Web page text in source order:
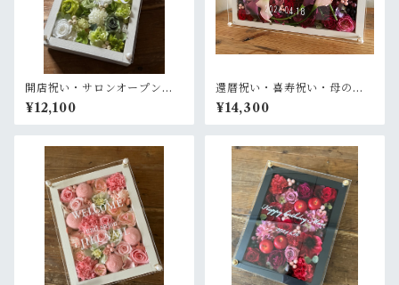
開店祝い・サロンオープン祝
い・開院祝い・退職祝い【名
入れ】プリザーブドフラワー
アレンジ ウッドフレーム 白木
¥12,100
還暦祝い・喜寿祝い・母の日
ギフト【名入れ】プリザーブ
ドフラワーアレンジ ウッドフ
レーム 白木枠ロング 横置きタ
¥14,300